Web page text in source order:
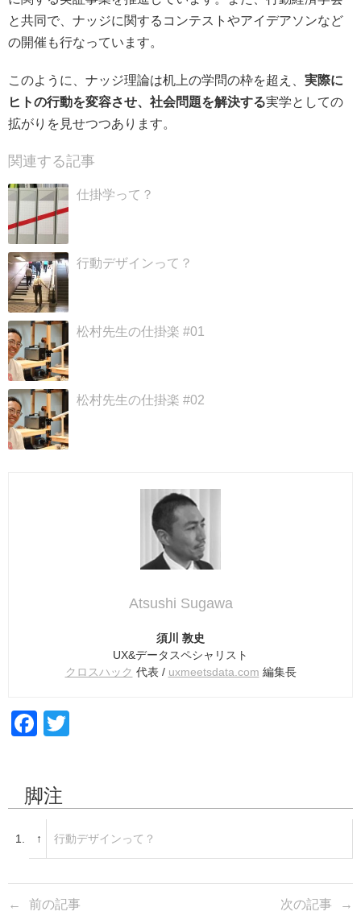
と共同で、ナッジに関するコンテストやアイデアソンなど
の開催も行なっています。
このように、ナッジ理論は机上の学問の枠を超え、 実際に
ヒトの行動を変容させ、社会問題を解決する実学としての
拡がりを見せつつあります。
関連する記事
仕掛学って？
行動デザインって？
松村先生の仕掛楽 #01
松村先生の仕掛楽 #02
Atsushi Sugawa
須川 敦史
UX&データスペシャリスト
クロスハック 代表 / uxmeetsdata.com 編集長
F
e
b
o
o
k
er
脚注
1. ↑ 行動デザインって？
前の記事 次の記事